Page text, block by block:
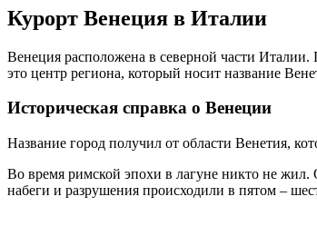
Курорт Венеция в Италии
Венеция расположена в северной части Италии.
это центр региона, который носит название
Историческая справка о Венеции
Название город получил от области Венетия,
Во время римской эпохи в лагуне никто не жил.
набеги и разрушения происходили в пятом –